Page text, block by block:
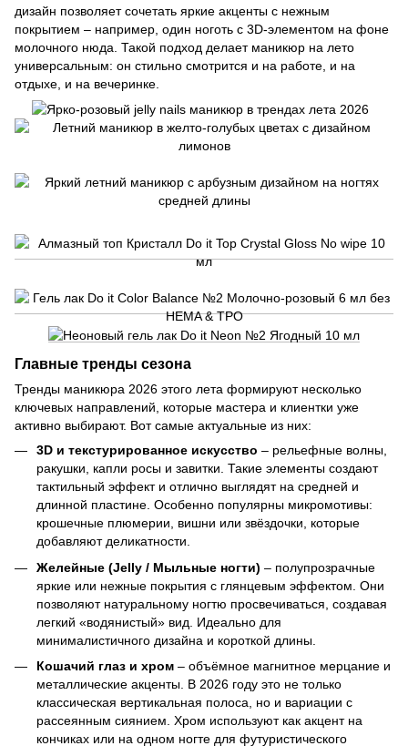
дизайн позволяет сочетать яркие акценты с нежным
покрытием – например, один ноготь с 3D-элементом на фоне
молочного нюда. Такой подход делает маникюр на лето
универсальным: он стильно смотрится и на работе, и на
отдыхе, и на вечеринке.
Главные тренды сезона
Тренды маникюра 2026 этого лета формируют несколько
ключевых направлений, которые мастера и клиентки уже
активно выбирают. Вот самые актуальные из них:
3D и текстурированное искусство – рельефные волны,
ракушки, капли росы и завитки. Такие элементы создают
тактильный эффект и отлично выглядят на средней и
длинной пластине. Особенно популярны микромотивы:
крошечные плюмерии, вишни или звёздочки, которые
добавляют деликатности.
Желейные (Jelly / Мыльные ногти) – полупрозрачные
яркие или нежные покрытия с глянцевым эффектом. Они
позволяют натуральному ногтю просвечиваться, создавая
легкий «водянистый» вид. Идеально для
минималистичного дизайна и короткой длины.
Кошачий глаз и хром – объёмное магнитное мерцание и
металлические акценты. В 2026 году это не только
классическая вертикальная полоса, но и вариации с
рассеянным сиянием. Хром используют как акцент на
кончиках или на одном ногте для футуристического